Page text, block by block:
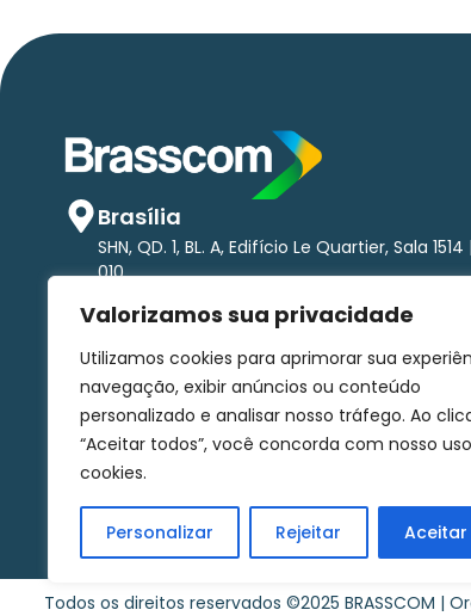
Valorizamos sua privacidade
Utilizamos cookies para aprimorar sua
navegação, exibir anúncios ou conteúdo
personalizado e analisar nosso tráfego. Ao
“Aceitar todos”, você concorda com nosso
cookies.
Personalizar Rejeitar
Brasília
SHN, QD. 1, BL. A, Edifício Le Quartier, Sala
010
São Paulo
Av. Brigadeiro Faria Lima, 1.485 - Pinheiros
andar | CEP 01452-002
comunicacao@brasscom.org.br
Associe-se
Todos os direitos reservados ©2025 BRASSCOM |